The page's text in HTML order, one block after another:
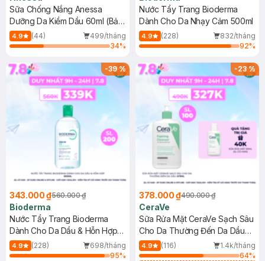
Sữa Chống Nắng Anessa
Dưỡng Da Kiềm Dầu 60ml (Bản
Mới)
4.9 (44)
499/tháng
34%
Nước Tẩy Trang Bioderma
Dành Cho Da Nhạy Cảm 500ml
4.9 (228)
832/tháng
92%
-39%
343.000 ₫560.000 ₫
Bioderma
Nước Tẩy Trang Bioderma
Dành Cho Da Dầu & Hỗn Hợp
500ml
4.9 (228)
698/tháng
95%
-23%
378.000 ₫490.000 ₫
CeraVe
Sữa Rửa Mặt CeraVe Sạch Sâu
Cho Da Thường Đến Da Dầu
473ml
4.9 (116)
1.4k/tháng
64%